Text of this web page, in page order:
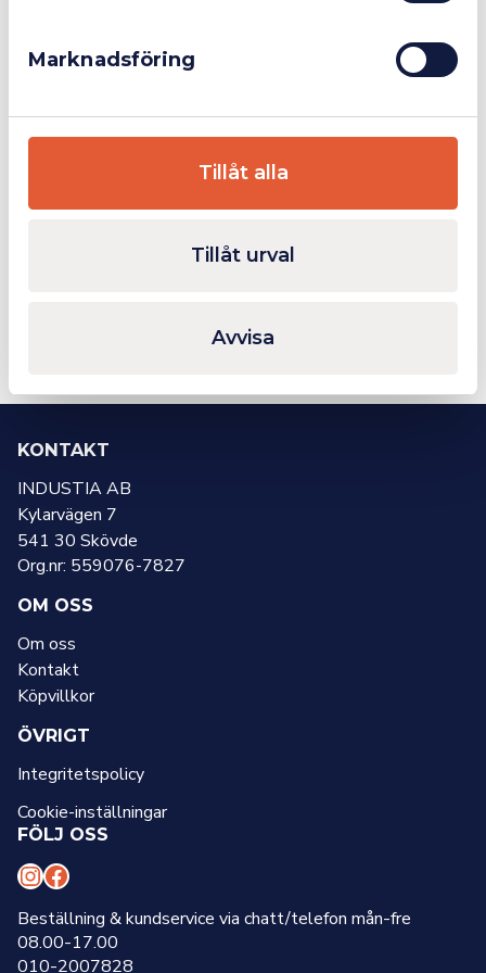
Marknadsföring
Tillåt alla
Tillåt urval
Avvisa
Mer info
sida
sida
KONTAKT
INDUSTIA AB
Kylarvägen 7
541 30 Skövde
Org.nr: 559076-7827
OM OSS
Om oss
Kontakt
Köpvillkor
ÖVRIGT
Integritetspolicy
Cookie-inställningar
FÖLJ OSS
I
n
s
F
a
c
Beställning & kundservice via chatt/telefon mån-fre
08.00-17.00
010-2007828